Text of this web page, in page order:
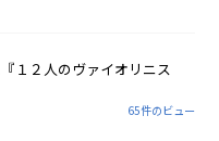
１２人のヴァイオリニス
65件のビュー